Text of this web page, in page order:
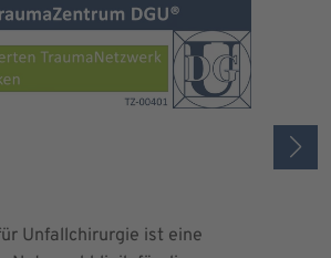
Unfallchirurgie ist eine